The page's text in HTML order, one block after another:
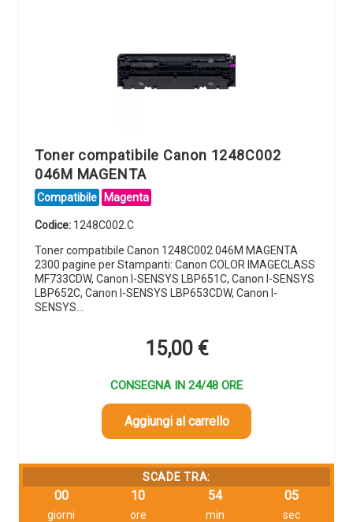
Toner compatibile Canon 1248C002
046M MAGENTA
Compatibile Magenta
Codice: 1248C002.C
Toner compatibile Canon 1248C002 046M MAGENTA
2300 pagine per Stampanti: Canon COLOR IMAGECLASS
MF733CDW, Canon I-SENSYS LBP651C, Canon I-SENSYS
LBP652C, Canon I-SENSYS LBP653CDW, Canon I-
SENSYS…
15,00 €
CONSEGNA IN 24/48 ORE
Aggiungi al carrello
SCADE TRA:
00
giorni
10
ore
54
min
04
sec